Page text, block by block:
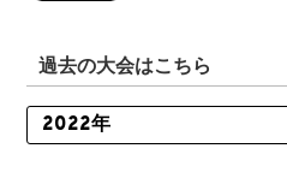
過去の大会はこちら